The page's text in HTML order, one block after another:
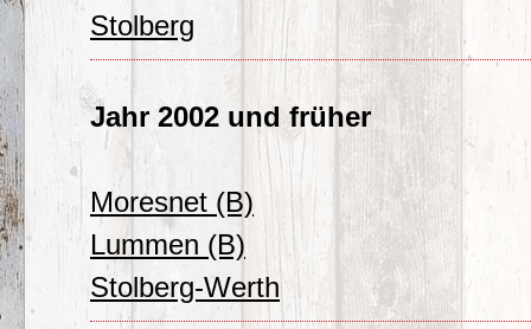
Stolberg
Jahr 2002 und früher
Moresnet (B)
Lummen (B)
Stolberg-Werth